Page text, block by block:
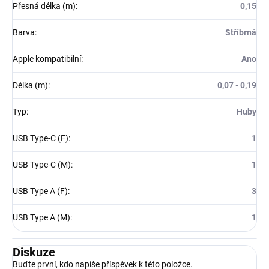
Přesná délka (m): 0,15
Barva: Stříbrná
Apple kompatibilní: Ano
Délka (m): 0,07 - 0,19
Typ: Huby
USB Type-C (F): 1
USB Type-C (M): 1
USB Type A (F): 3
USB Type A (M): 1
Diskuze
Buďte první, kdo napíše příspěvek k této položce.